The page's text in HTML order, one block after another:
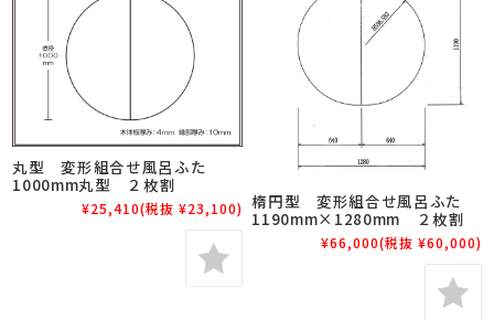
丸型 変形組合せ風呂ふた
1000mm丸型 ２枚割
¥25,410(税抜 ¥23,100) 楕円型 変形組合せ風呂ふた
1190mm×1280mm ２枚割
¥66,000(税抜 ¥60,000)